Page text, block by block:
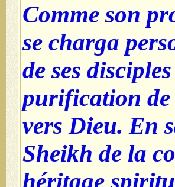
Comme son
se charga
de ses
purification de
vers Dieu. En
Sheikh de la
héritage